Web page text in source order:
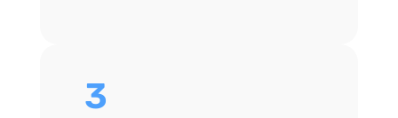
3